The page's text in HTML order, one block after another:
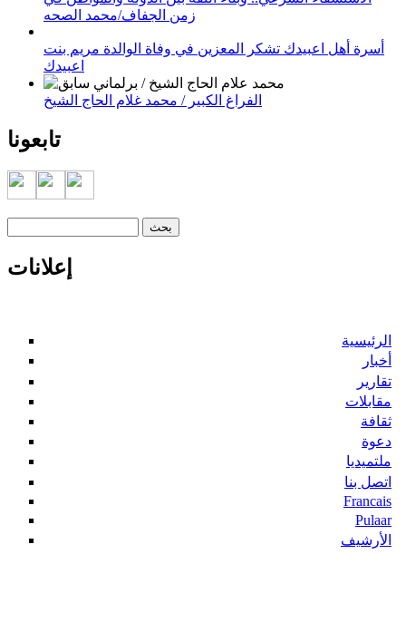
زمن الجفاف/محمد الصحه
أسرة أهل اعبيدك تشكر المعزين في وفاة الوالدة مريم بنت
اعبيدك
الفراغ الكبير / محمد غلام الحاج الشيخ
تابعونا
إعلانات
الرئيسية
أخبار
تقارير
مقابلات
ثقافة
دعوة
ملتميديا
اتصل بنا
Francais
Pulaar
الأرشيف